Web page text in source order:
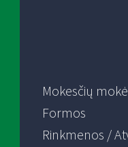
Mokesčių
Formos
Rinkmenos /